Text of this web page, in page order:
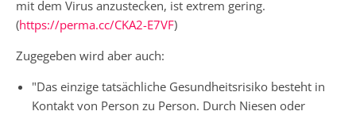
mit dem Virus anzustecken, ist extrem gering.
(https://perma.cc/CKA2-E7VF)
Zugegeben wird aber auch:
"Das einzige tatsächliche Gesundheitsrisiko besteht in
Kontakt von Person zu Person. Durch Niesen oder